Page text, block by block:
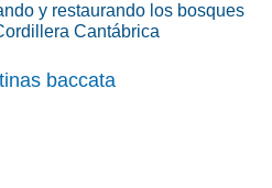
y restaurando los bosques
Cantábrica